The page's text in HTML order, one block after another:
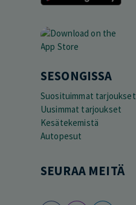
SESONGISSA
Suosituimmat tarjoukset
Uusimmat tarjoukset
Kesätekemistä
Autopesut
SEURAA MEITÄ